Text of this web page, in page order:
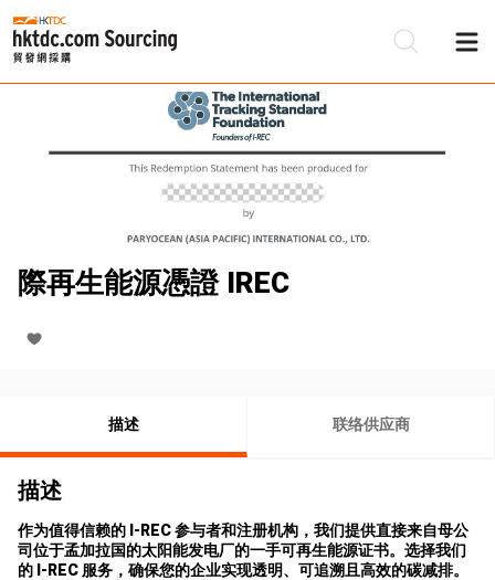
際再生能源憑證 IREC
描述 联络供应商
描述
作为值得信赖的 I-REC 参与者和注册机构，我们提供直接来自母公
司位于孟加拉国的太阳能发电厂的一手可再生能源证书。选择我们
的 I-REC 服务，确保您的企业实现透明、可追溯且高效的碳减排。